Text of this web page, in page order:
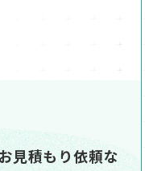
見積もり依頼な